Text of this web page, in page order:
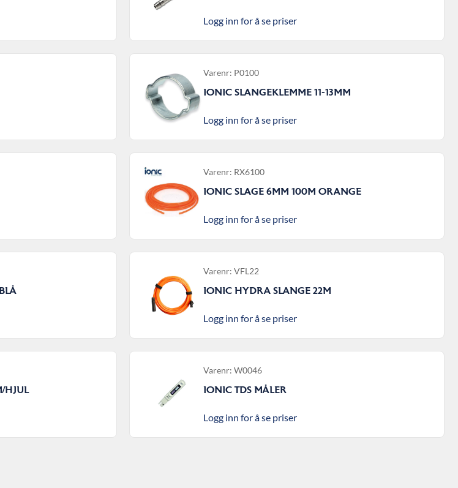
Logg inn for å se priser
Varenr: P0100
IONIC SLANGEKLEMME 11-13MM
Logg inn for å se priser
Varenr: RX6100
IONIC SLAGE 6MM 100M ORANGE
Logg inn for å se priser
Varenr: VFL22
IONIC HYDRA SLANGE 22M
Logg inn for å se priser
HJUL
Varenr: W0046
IONIC TDS MÅLER
Logg inn for å se priser